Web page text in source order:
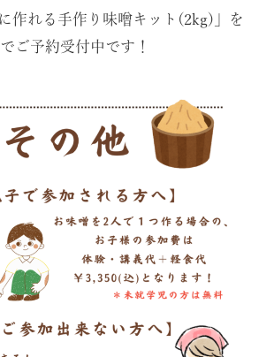
作れる手作り味噌キット(2kg)」を
ご予約受付中です！